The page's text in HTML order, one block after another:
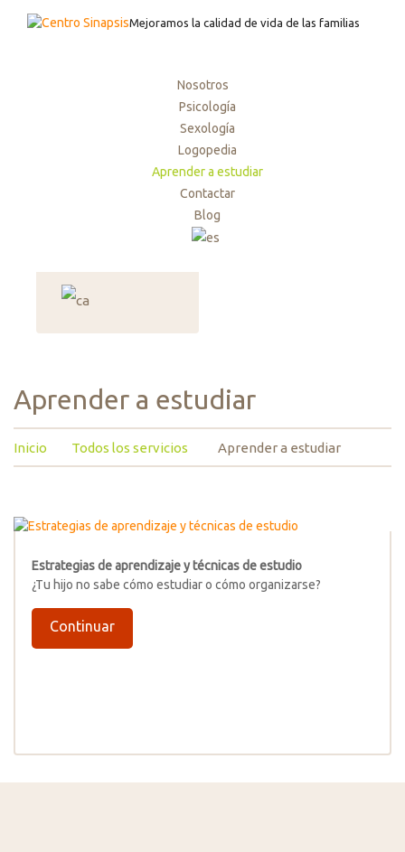
Mejoramos la calidad de vida de las familias
Nosotros
Psicología
Sexología
Logopedia
Aprender a estudiar
Contactar
Blog
Aprender a estudiar
Inicio Todos los servicios Aprender a estudiar
Estrategias de aprendizaje y técnicas de estudio
¿Tu hijo no sabe cómo estudiar o cómo organizarse?
Continuar